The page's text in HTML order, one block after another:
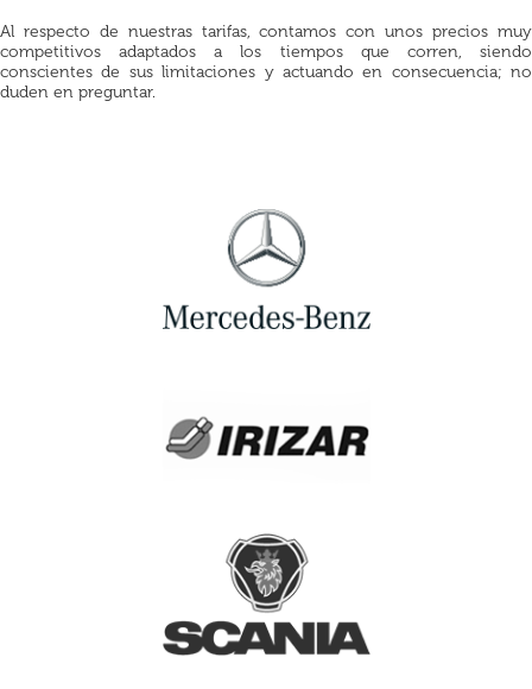
Al respecto de nuestras tarifas, contamos con unos precios muy
competitivos adaptados a los tiempos que corren, siendo
conscientes de sus limitaciones y actuando en consecuencia; no
duden en preguntar.